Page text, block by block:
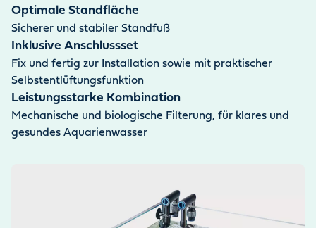
Optimale Standfläche
Sicherer und stabiler Standfuß
Inklusive Anschlussset
Fix und fertig zur Installation sowie mit praktischer
Selbstentlüftungsfunktion
Leistungsstarke Kombination
Mechanische und biologische Filterung, für klares und
gesundes Aquarienwasser